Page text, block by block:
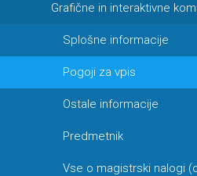
Grafične in interaktivne
Splošne informacije
Pogoji za vpis
Ostale informacije
Predmetnik
Vse o magistrski nalogi